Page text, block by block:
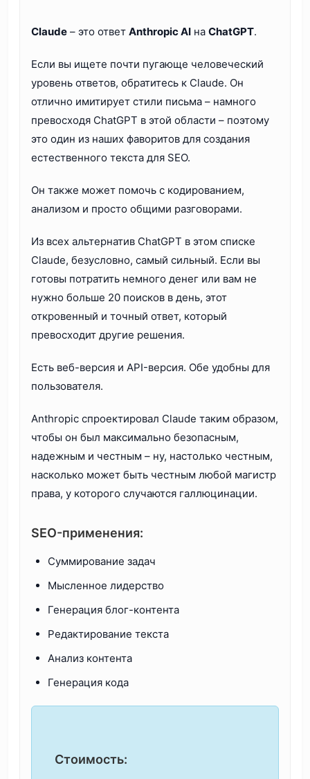
Claude – это ответ Anthropic AI на ChatGPT.
Если вы ищете почти пугающе человеческий
уровень ответов, обратитесь к Claude. Он
отлично имитирует стили письма – намного
превосходя ChatGPT в этой области – поэтому
это один из наших фаворитов для создания
естественного текста для SEO.
Он также может помочь с кодированием,
анализом и просто общими разговорами.
Из всех альтернатив ChatGPT в этом списке
Claude, безусловно, самый сильный. Если вы
готовы потратить немного денег или вам не
нужно больше 20 поисков в день, этот
откровенный и точный ответ, который
превосходит другие решения.
Есть веб-версия и API-версия. Обе удобны для
пользователя.
Anthropic спроектировал Claude таким образом,
чтобы он был максимально безопасным,
надежным и честным – ну, настолько честным,
насколько может быть честным любой магистр
права, у которого случаются галлюцинации.
SEO-применения:
Суммирование задач
Мысленное лидерство
Генерация блог-контента
Редактирование текста
Анализ контента
Генерация кода
Стоимость: